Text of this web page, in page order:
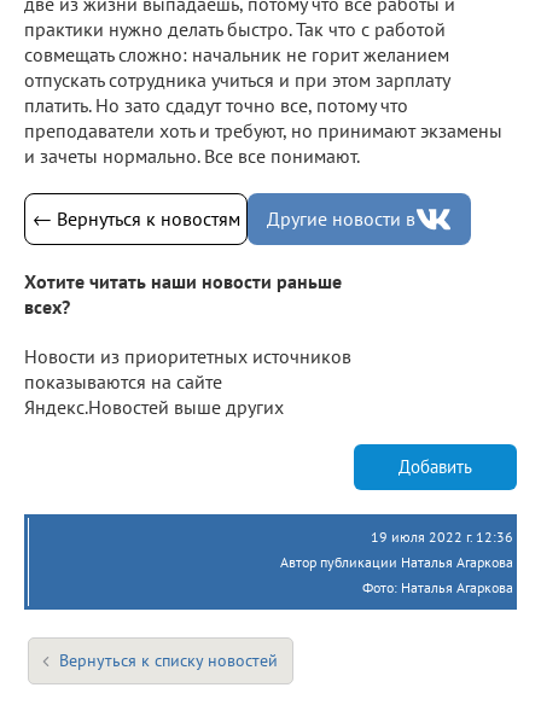
практики нужно делать быстро. Так что с работой
совмещать сложно: начальник не горит желанием
отпускать сотрудника учиться и при этом зарплату
платить. Но зато сдадут точно все, потому что
преподаватели хоть и требуют, но принимают экзамены
и зачеты нормально. Все все понимают.
← Вернуться к новостям Другие новости в
Хотите читать наши новости раньше
всех?
Новости из приоритетных источников
показываются на сайте
Яндекс.Новостей выше других
Добавить
19 июля 2022 г. 12:36
Автор публикации Наталья Агаркова
Фото: Наталья Агаркова
Вернуться к списку новостей